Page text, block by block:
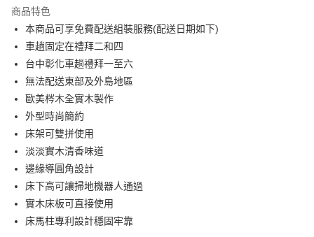
合作金庫商業銀行
華南商業銀行
彰化商業銀行
上海商業儲蓄銀行
國泰世華商業銀行
臺灣中小企業銀行
匯豐（台灣）商業銀行
聯邦商業銀行
元大商業銀行
玉山商業銀行
台新國際商業銀行
台灣樂天信用卡公司
6 期 0 利率 每期
華南商業銀行
上海商業儲蓄銀行
國泰世華商業銀行
臺灣中小企業銀行
匯豐（台灣）商業銀行
聯邦商業銀行
元大商業銀行
玉山商業銀行
台新國際商業銀行
台灣樂天信用卡公司
LINE Pay
Apple Pay
街口支付
悠遊付
Google Pay
大哥付你分期
相關說明
【大哥付你分期使用說明】
1.本服務由台灣大哥大提供，台灣大哥大用戶可立即使用無須另外申請。
AFTEE先享後付
商品特色
本商品可享免費配送組裝服務(配送日期如下)
車趟固定在禮拜二和四
台中彰化車趟禮拜一至六
無法配送東部及外島地區
歐美梣木全實木製作
外型時尚簡約
床架可雙拼使用
淡淡實木清香味道
邊緣導圓角設計
床下高可讓掃地機器人通過
實木床板可直接使用
床馬柱專利設計穩固牢靠